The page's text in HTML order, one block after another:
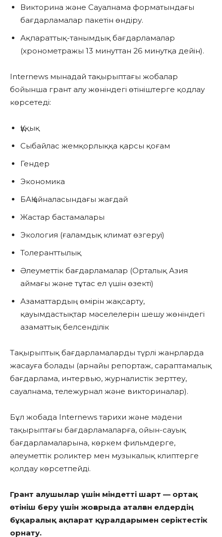
Викторина және Сауалнама форматындағы
бағдарламалар пакетін өндіру.
Ақпараттық-танымдық бағдарламалар
(хронометражы 13 минуттан 26 минутқа дейін).
Internews мынадай тақырыптағы жобалар
бойынша грант алу жөніндегі өтініштерге қодлау
көрсетеді:
Құқық
Сыбайлас жемқорлыққа қарсы қоғам
Гендер
Экономика
БАҚ айналасындағы жағдай
Жастар бастамалары
Экология (ғаламдық климат өзгеруі)
Толеранттылық
Әлеуметтік бағдарламалар (Орталық Азия
аймағы және тұтас ел үшін өзекті)
Азаматтардың өмірін жақсарту,
қауымдастықтар мәселелерін шешу жөніндегі
азаматтық белсенділік
Тақырыптық бағдарламаларды түрлі жанрларда
жасауға болады (арнайы репортаж, сараптамалық
бағдарлама, интервью, журналистік зерттеу,
сауалнама, тележурнал және викториналар).
Бұл жобада Internews тарихи және мәдени
тақырыптағы бағдарламаларға, ойын-сауық
бағдарламаларына, көркем фильмдерге,
әлеуметтік роликтер мен музыкалық клиптерге
қолдау көрсетпейді.
Грант алушылар үшін міндетті шарт — ортақ
өтініш беру үшін жоғарыда аталған елдердің
бұқаралық ақпарат құралдарымен серіктестік
орнату.